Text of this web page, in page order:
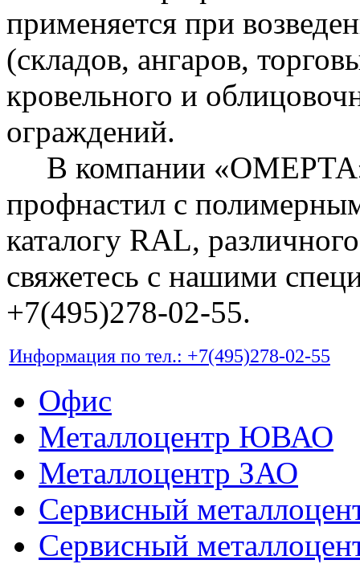
применяется при
(складов, ангаров,
кровельного и
ограждений.
В компании «ОМЕРТА»
профнастил с
каталогу RAL,
свяжетесь с нашими
+7(495)278-02-55.
Информация по тел.: +7(495)278-02-55
Офис
Металлоцентр ЮВАО
Металлоцентр ЗАО
Сервисный
Сервисный